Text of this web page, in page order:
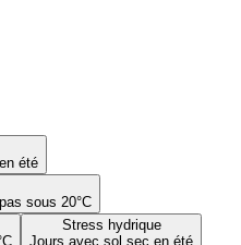
été
sous 20°C
Stress hydrique
Jours avec sol sec en été